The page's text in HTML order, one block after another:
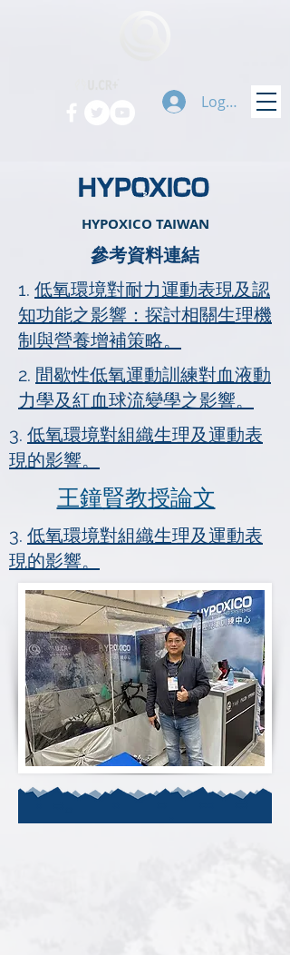
Logg inn
HYPOXICO TAIWAN
參考資料連結
1. 低氧環境對耐力運動表現及認
知功能之影響：探討相關生理機
制與營養增補策略。
2. 間歇性低氧運動訓練對血液動
力學及紅血球流變學之影響。
3. 低氧環境對組織生理及運動表
現的影響。
王鐘賢教授論文
3. 低氧環境對組織生理及運動表
現的影響。